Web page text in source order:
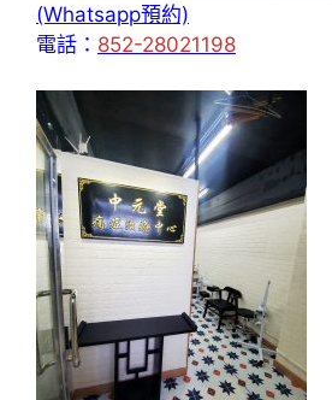
(Whatsapp預約)
電話： 852-28021198